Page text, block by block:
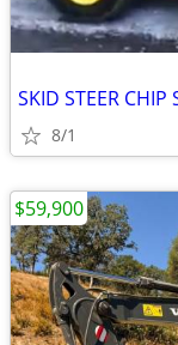
8/1
$59,900